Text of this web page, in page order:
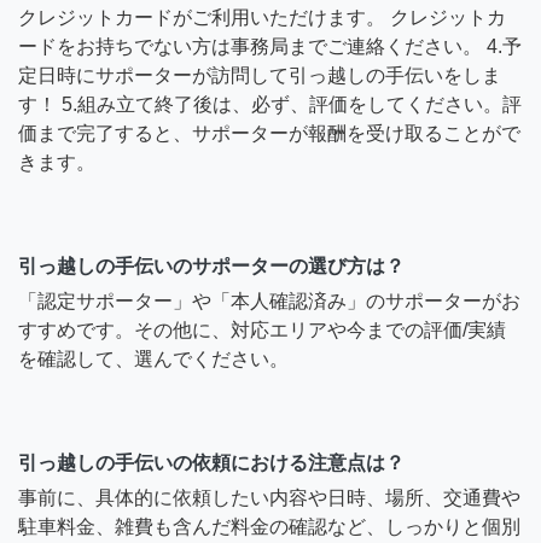
クレジットカードがご利用いただけます。 クレジットカ
ードをお持ちでない方は事務局までご連絡ください。 4.予
定日時にサポーターが訪問して引っ越しの手伝いをしま
す！ 5.組み立て終了後は、必ず、評価をしてください。評
価まで完了すると、サポーターが報酬を受け取ることがで
きます。
引っ越しの手伝いのサポーターの選び方は？
「認定サポーター」や「本人確認済み」のサポーターがお
すすめです。その他に、対応エリアや今までの評価/実績
を確認して、選んでください。
引っ越しの手伝いの依頼における注意点は？
事前に、具体的に依頼したい内容や日時、場所、交通費や
駐車料金、雑費も含んだ料金の確認など、しっかりと個別